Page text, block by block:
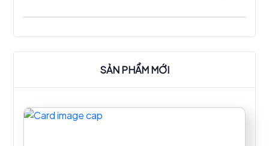
phải đáp ứng các tiêu chuẩn nhất định.
SẢN PHẨM MỚI